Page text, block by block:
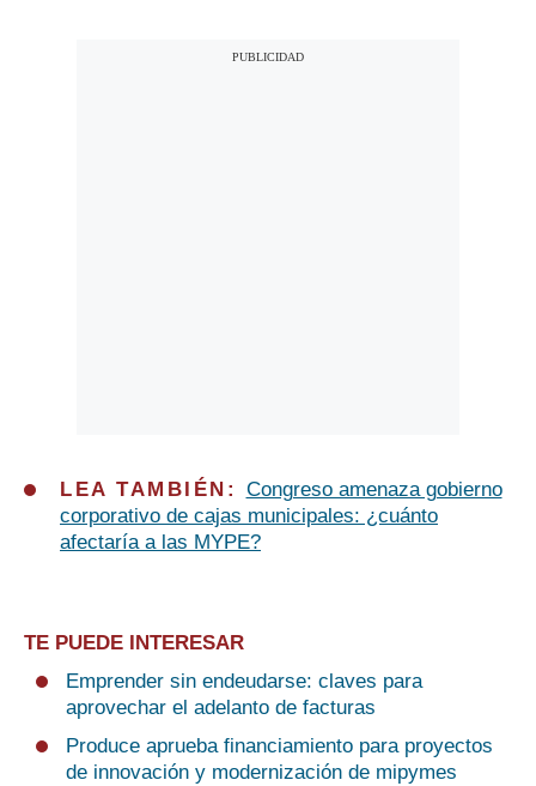
LEA TAMBIÉN: Congreso amenaza gobierno
corporativo de cajas municipales: ¿cuánto
afectaría a las MYPE?
TE PUEDE INTERESAR
Emprender sin endeudarse: claves para
aprovechar el adelanto de facturas
Produce aprueba financiamiento para proyectos
de innovación y modernización de mipymes